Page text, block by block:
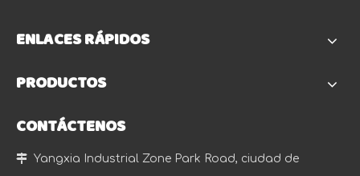
ENLACES RÁPIDOS
PRODUCTOS
CONTÁCTENOS
 Yangxia Industrial Zone Park Road, ciudad de